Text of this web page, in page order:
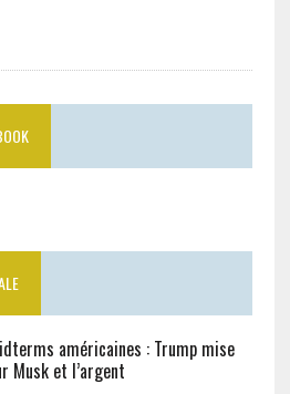
américaines : Trump mise
Musk et l’argent